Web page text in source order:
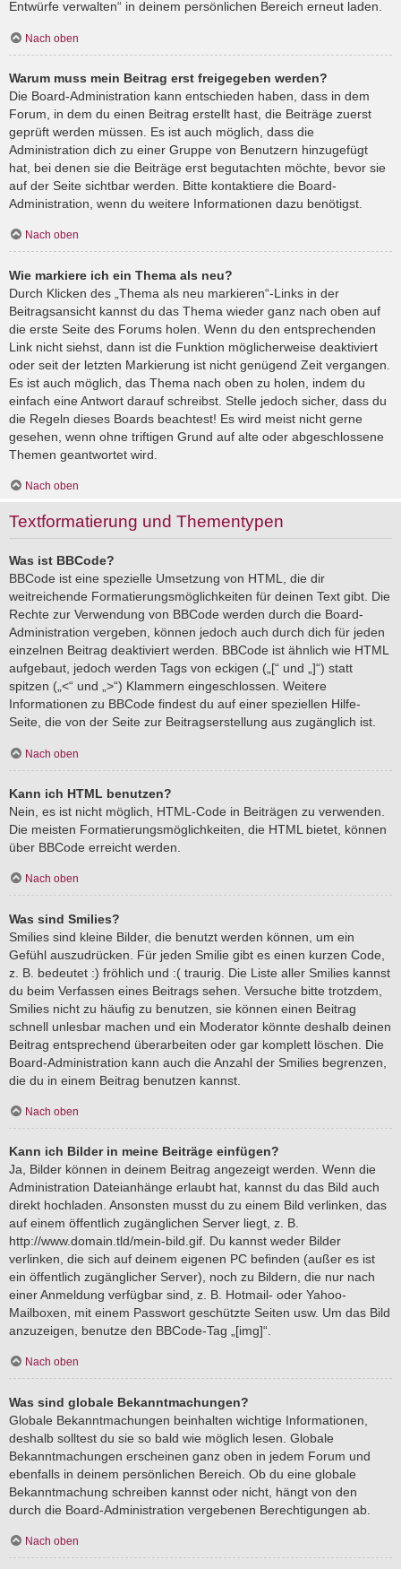
Entwürfe verwalten“ in deinem persönlichen Bereich erneut laden.
Nach oben
Warum muss mein Beitrag erst freigegeben werden?
Die Board-Administration kann entschieden haben, dass in dem
Forum, in dem du einen Beitrag erstellt hast, die Beiträge zuerst
geprüft werden müssen. Es ist auch möglich, dass die
Administration dich zu einer Gruppe von Benutzern hinzugefügt
hat, bei denen sie die Beiträge erst begutachten möchte, bevor sie
auf der Seite sichtbar werden. Bitte kontaktiere die Board-
Administration, wenn du weitere Informationen dazu benötigst.
Nach oben
Wie markiere ich ein Thema als neu?
Durch Klicken des „Thema als neu markieren“-Links in der
Beitragsansicht kannst du das Thema wieder ganz nach oben auf
die erste Seite des Forums holen. Wenn du den entsprechenden
Link nicht siehst, dann ist die Funktion möglicherweise deaktiviert
oder seit der letzten Markierung ist nicht genügend Zeit vergangen.
Es ist auch möglich, das Thema nach oben zu holen, indem du
einfach eine Antwort darauf schreibst. Stelle jedoch sicher, dass du
die Regeln dieses Boards beachtest! Es wird meist nicht gerne
gesehen, wenn ohne triftigen Grund auf alte oder abgeschlossene
Themen geantwortet wird.
Nach oben
Textformatierung und Thementypen
Was ist BBCode?
BBCode ist eine spezielle Umsetzung von HTML, die dir
weitreichende Formatierungsmöglichkeiten für deinen Text gibt. Die
Rechte zur Verwendung von BBCode werden durch die Board-
Administration vergeben, können jedoch auch durch dich für jeden
einzelnen Beitrag deaktiviert werden. BBCode ist ähnlich wie HTML
aufgebaut, jedoch werden Tags von eckigen („[“ und „]“) statt
spitzen („<“ und „>“) Klammern eingeschlossen. Weitere
Informationen zu BBCode findest du auf einer speziellen Hilfe-
Seite, die von der Seite zur Beitragserstellung aus zugänglich ist.
Nach oben
Kann ich HTML benutzen?
Nein, es ist nicht möglich, HTML-Code in Beiträgen zu verwenden.
Die meisten Formatierungsmöglichkeiten, die HTML bietet, können
über BBCode erreicht werden.
Nach oben
Was sind Smilies?
Smilies sind kleine Bilder, die benutzt werden können, um ein
Gefühl auszudrücken. Für jeden Smilie gibt es einen kurzen Code,
z. B. bedeutet :) fröhlich und :( traurig. Die Liste aller Smilies kannst
du beim Verfassen eines Beitrags sehen. Versuche bitte trotzdem,
Smilies nicht zu häufig zu benutzen, sie können einen Beitrag
schnell unlesbar machen und ein Moderator könnte deshalb deinen
Beitrag entsprechend überarbeiten oder gar komplett löschen. Die
Board-Administration kann auch die Anzahl der Smilies begrenzen,
die du in einem Beitrag benutzen kannst.
Nach oben
Kann ich Bilder in meine Beiträge einfügen?
Ja, Bilder können in deinem Beitrag angezeigt werden. Wenn die
Administration Dateianhänge erlaubt hat, kannst du das Bild auch
direkt hochladen. Ansonsten musst du zu einem Bild verlinken, das
auf einem öffentlich zugänglichen Server liegt, z. B.
http://www.domain.tld/mein-bild.gif. Du kannst weder Bilder
verlinken, die sich auf deinem eigenen PC befinden (außer es ist
ein öffentlich zugänglicher Server), noch zu Bildern, die nur nach
einer Anmeldung verfügbar sind, z. B. Hotmail- oder Yahoo-
Mailboxen, mit einem Passwort geschützte Seiten usw. Um das Bild
anzuzeigen, benutze den BBCode-Tag „[img]“.
Nach oben
Was sind globale Bekanntmachungen?
Globale Bekanntmachungen beinhalten wichtige Informationen,
deshalb solltest du sie so bald wie möglich lesen. Globale
Bekanntmachungen erscheinen ganz oben in jedem Forum und
ebenfalls in deinem persönlichen Bereich. Ob du eine globale
Bekanntmachung schreiben kannst oder nicht, hängt von den
durch die Board-Administration vergebenen Berechtigungen ab.
Nach oben